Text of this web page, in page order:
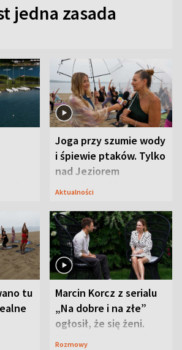
jedna zasada
Joga przy szumie wody
i śpiewie ptaków. Tylko
nad Jeziorem
Tarnobrzeskim
Aktualności
tu
Marcin Korcz z serialu
„Na dobre i na złe”
ogłosił, że się żeni.
Zdradził, co zmienił
Rozmowy